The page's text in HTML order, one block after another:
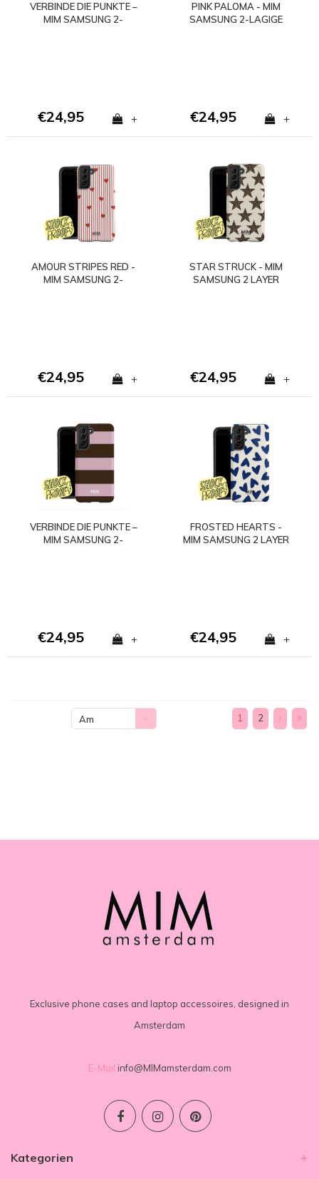
VERBINDE DIE PUNKTE –
MIM SAMSUNG 2-
€24,95 +
PINK PALOMA - MIM
SAMSUNG 2-LAGIGE
€24,95 +
AMOUR STRIPES RED -
MIM SAMSUNG 2-
€24,95 +
STAR STRUCK - MIM
SAMSUNG 2 LAYER
€24,95 +
VERBINDE DIE PUNKTE –
MIM SAMSUNG 2-
€24,95 +
FROSTED HEARTS -
MIM SAMSUNG 2 LAYER
€24,95 +
Am
1 2
Exclusive phone cases and laptop accessoires, designed in
Amsterdam
E-Mail info@MIMamsterdam.com
Kategorien